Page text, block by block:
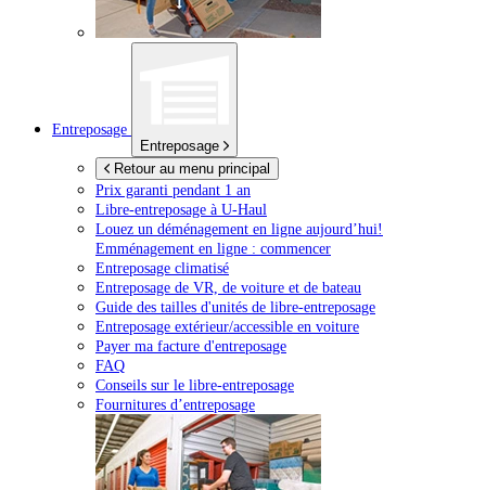
Entreposage
Entreposage
Retour au menu principal
Prix garanti pendant 1 an
Libre-entreposage à U-Haul
Louez un déménagement en ligne aujourd’hui!
Emménagement en ligne : commencer
Entreposage climatisé
Entreposage de VR, de voiture et de bateau
Guide des tailles d'unités de libre-entreposage
Entreposage extérieur/accessible en voiture
Payer ma facture d'entreposage
FAQ
Conseils sur le libre-entreposage
Fournitures d’entreposage